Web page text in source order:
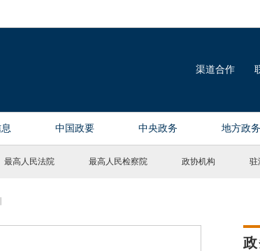
最高人民法院 最高人民检察院 政协机构 驻